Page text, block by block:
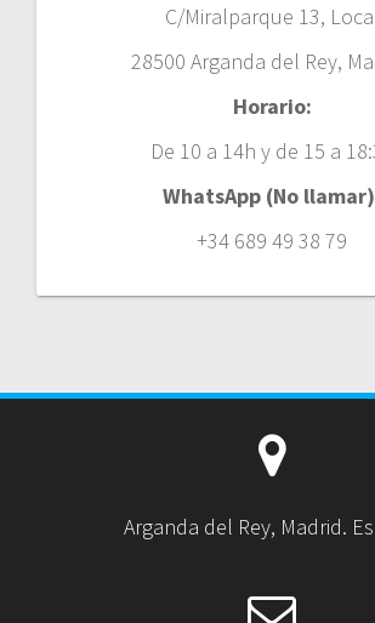
C/Miralparque 13,
28500 Arganda del Rey,
Horario:
De 10 a 14h y de 15 a
WhatsApp (No
+34 689 49 38 79
Arganda del Rey, Madrid.